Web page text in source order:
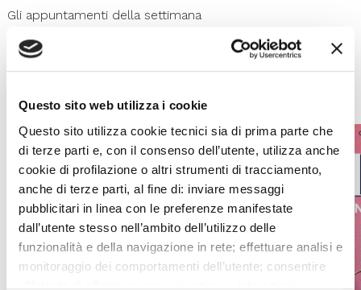
Questo sito web utilizza i cookie
Questo sito utilizza cookie tecnici sia di prima parte che
di terze parti e, con il consenso dell’utente, utilizza anche
cookie di profilazione o altri strumenti di tracciamento,
anche di terze parti, al fine di: inviare messaggi
pubblicitari in linea con le preferenze manifestate
dall’utente stesso nell’ambito dell’utilizzo delle
funzionalità e della navigazione in rete; effettuare analisi e
monitoraggio dei comportamenti dell’utente; consentire
Gli appuntamenti della settimana
IL CALENDARIO COMPLETO